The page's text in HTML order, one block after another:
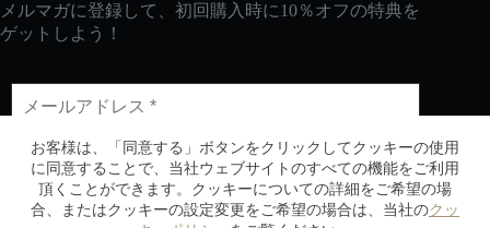
お客様は、「同意する」ボタンをクリックしてクッキーの使用
に同意することで、当社ウェブサイトのすべての機能をご利用
頂くことができます。クッキーについての詳細をご希望の場
合、またはクッキーの設定変更をご希望の場合は、当社のクッ
メルマガに登録して、初回購入時に10％オフの特典を
ゲットしよう！
CopyRight © 2026 - 2030生活の便利屋Every DAY